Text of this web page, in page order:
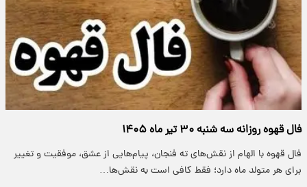
فال قهوه روزانه سه شنبه ۳۰ تیر ماه ۱۴۰۵
فال قهوه با الهام از نقش‌های ته فنجان، پیام‌هایی از عشق، موفقیت و تغییر
برای هر متولد ماه دارد؛ فقط کافی است به نقش‌ها…